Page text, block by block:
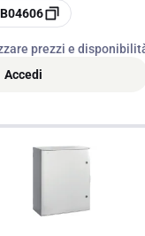
B04606
prezzi e
Accedi